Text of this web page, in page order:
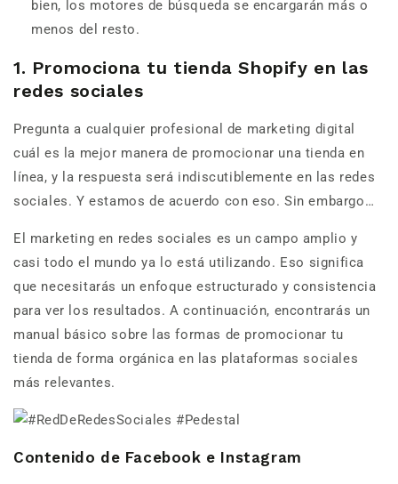
bien, los motores de búsqueda se encargarán más o
menos del resto.
1. Promociona tu tienda Shopify en las
redes sociales
Pregunta a cualquier profesional de marketing digital
cuál es la mejor manera de promocionar una tienda en
línea, y la respuesta será indiscutiblemente en las redes
sociales. Y estamos de acuerdo con eso. Sin embargo…
El marketing en redes sociales es un campo amplio y
casi todo el mundo ya lo está utilizando. Eso significa
que necesitarás un enfoque estructurado y consistencia
para ver los resultados. A continuación, encontrarás un
manual básico sobre las formas de promocionar tu
tienda de forma orgánica en las plataformas sociales
más relevantes.
Contenido de Facebook e Instagram